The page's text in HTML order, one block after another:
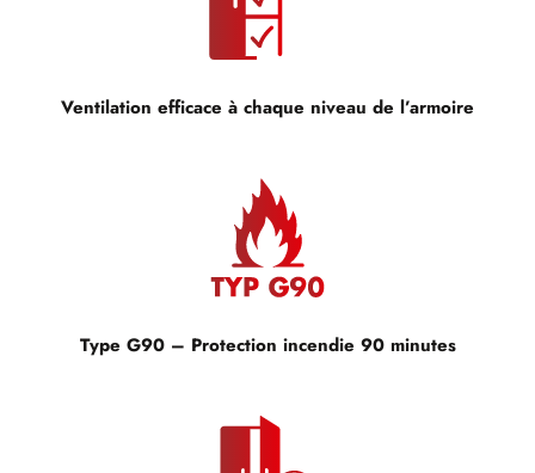
Ventilation efficace à chaque niveau de l’armoire
Type G90 – Protection incendie 90 minutes